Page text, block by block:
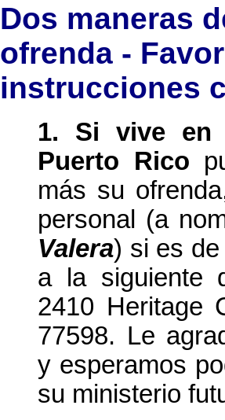
Dos maneras
ofrenda -
instrucciones
1. Si vive en
Puerto Rico
más su
personal (a
Valera) si es
a la siguiente
2410 Heritage
77598. Le
y esperamos
su ministerio